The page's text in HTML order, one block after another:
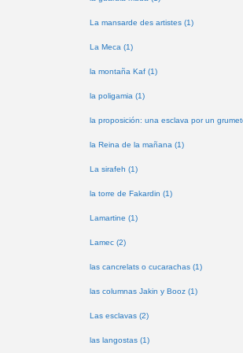
La mansarde des artistes (1)
La Meca (1)
la montaña Kaf (1)
la poligamia (1)
la proposición: una esclava por un
la Reina de la mañana (1)
La sirafeh (1)
la torre de Fakardin (1)
Lamartine (1)
Lamec (2)
las cancrelats o cucarachas (1)
las columnas Jakin y Booz (1)
Las esclavas (2)
las langostas (1)